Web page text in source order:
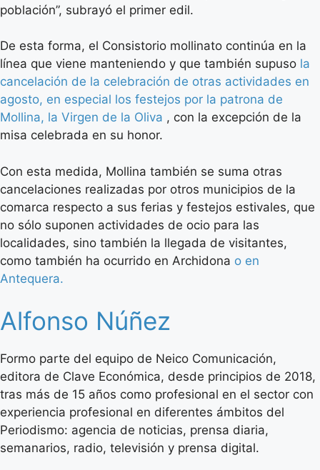
población”, subrayó el primer edil.
De esta forma, el Consistorio mollinato continúa en la
línea que viene manteniendo y que también supuso la
cancelación de la celebración de otras actividades en
agosto, en especial los festejos por la patrona de
Mollina, la Virgen de la Oliva , con la excepción de la
misa celebrada en su honor.
Con esta medida, Mollina también se suma otras
cancelaciones realizadas por otros municipios de la
comarca respecto a sus ferias y festejos estivales, que
no sólo suponen actividades de ocio para las
localidades, sino también la llegada de visitantes,
como también ha ocurrido en Archidona o en
Antequera.
Alfonso Núñez
Formo parte del equipo de Neico Comunicación,
editora de Clave Económica, desde principios de 2018,
tras más de 15 años como profesional en el sector con
experiencia profesional en diferentes ámbitos del
Periodismo: agencia de noticias, prensa diaria,
semanarios, radio, televisión y prensa digital.